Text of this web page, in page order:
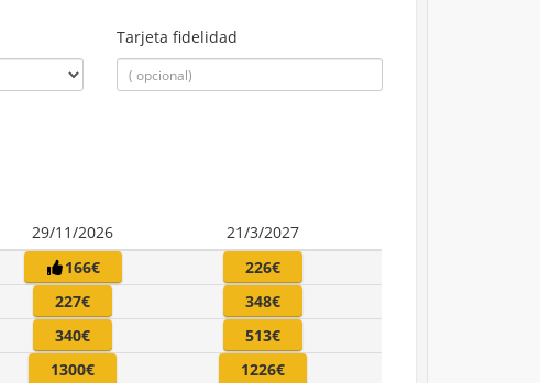
Tarjeta fidelidad
29/11/2026
21/3/2027
166€
226€
227€
348€
340€
513€
1300€ 1226€